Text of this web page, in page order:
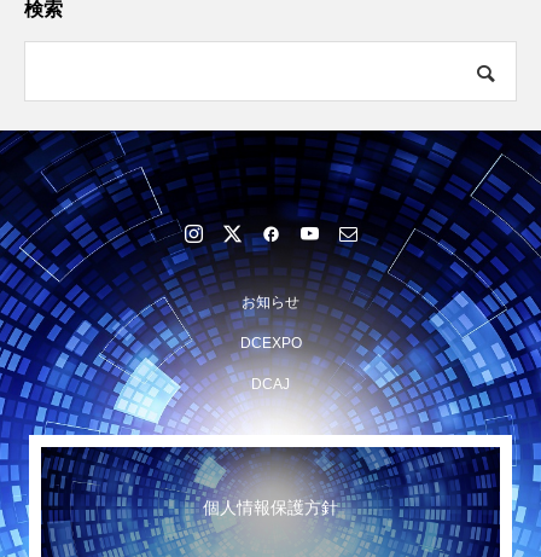
検索
お知らせ
DCEXPO
DCAJ
個人情報保護方針